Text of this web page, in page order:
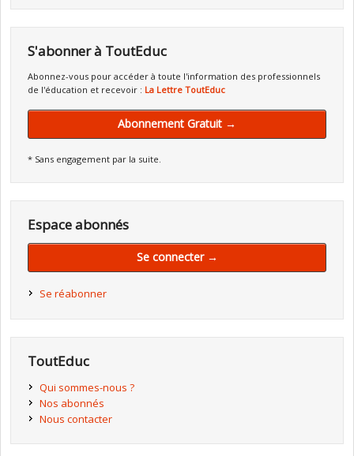
S'abonner à ToutEduc
Abonnez-vous pour accéder à toute l'information des professionnels
de l'éducation et recevoir : La Lettre ToutEduc
Abonnement Gratuit →
* Sans engagement par la suite.
Espace abonnés
Se connecter →
Se réabonner
ToutEduc
Qui sommes-nous ?
Nos abonnés
Nous contacter